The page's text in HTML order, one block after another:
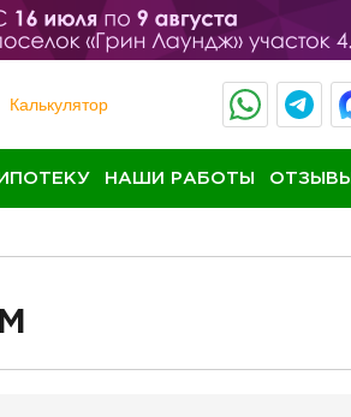
Калькулятор
НАШИ РАБОТЫ ОТЗЫВЫ